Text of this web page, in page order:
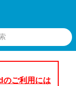
ご利用には